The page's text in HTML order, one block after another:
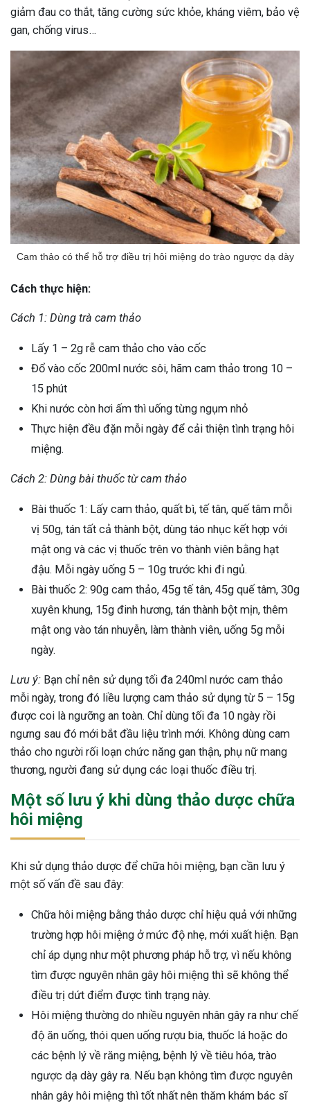
giảm đau co thắt, tăng cường sức khỏe, kháng viêm, bảo vệ
gan, chống virus…
Cam thảo có thể hỗ trợ điều trị hôi miệng do trào ngược dạ dày
Cách thực hiện:
Cách 1: Dùng trà cam thảo
Lấy 1 – 2g rễ cam thảo cho vào cốc
Đổ vào cốc 200ml nước sôi, hãm cam thảo trong 10 –
15 phút
Khi nước còn hơi ấm thì uống từng ngụm nhỏ
Thực hiện đều đặn mỗi ngày để cải thiện tình trạng hôi
miệng.
Cách 2: Dùng bài thuốc từ cam thảo
Bài thuốc 1: Lấy cam thảo, quất bì, tế tân, quế tâm mỗi
vị 50g, tán tất cả thành bột, dùng táo nhục kết hợp với
mật ong và các vị thuốc trên vo thành viên bằng hạt
đậu. Mỗi ngày uống 5 – 10g trước khi đi ngủ.
Bài thuốc 2: 90g cam thảo, 45g tế tân, 45g quế tâm, 30g
xuyên khung, 15g đinh hương, tán thành bột mịn, thêm
mật ong vào tán nhuyễn, làm thành viên, uống 5g mỗi
ngày.
Lưu ý: Bạn chỉ nên sử dụng tối đa 240ml nước cam thảo
mỗi ngày, trong đó liều lượng cam thảo sử dụng từ 5 – 15g
được coi là ngưỡng an toàn. Chỉ dùng tối đa 10 ngày rồi
ngưng sau đó mới bắt đầu liệu trình mới. Không dùng cam
thảo cho người rối loạn chức năng gan thận, phụ nữ mang
thương, người đang sử dụng các loại thuốc điều trị.
Một số lưu ý khi dùng thảo dược chữa
hôi miệng
Khi sử dụng thảo dược để chữa hôi miệng, bạn cần lưu ý
một số vấn đề sau đây:
Chữa hôi miệng bằng thảo dược chỉ hiệu quả với những
trường hợp hôi miệng ở mức độ nhẹ, mới xuất hiện. Bạn
chỉ áp dụng như một phương pháp hỗ trợ, vì nếu không
tìm được nguyên nhân gây hôi miệng thì sẽ không thể
điều trị dứt điểm được tình trạng này.
Hôi miệng thường do nhiều nguyên nhân gây ra như chế
độ ăn uống, thói quen uống rượu bia, thuốc lá hoặc do
các bệnh lý về răng miệng, bệnh lý về tiêu hóa, trào
ngược dạ dày gây ra. Nếu bạn không tìm được nguyên
nhân gây hôi miệng thì tốt nhất nên thăm khám bác sĩ